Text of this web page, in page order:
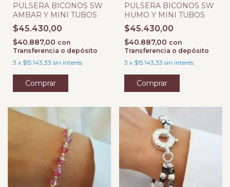
PULSERA BICONOS SW
AMBAR Y MINI TUBOS
$45.430,00
$40.887,00 con
Transferencia o depósito
3 x $15.143,33 sin interés
PULSERA BICONOS SW
HUMO Y MINI TUBOS
$45.430,00
$40.887,00 con
Transferencia o depósito
3 x $15.143,33 sin interés